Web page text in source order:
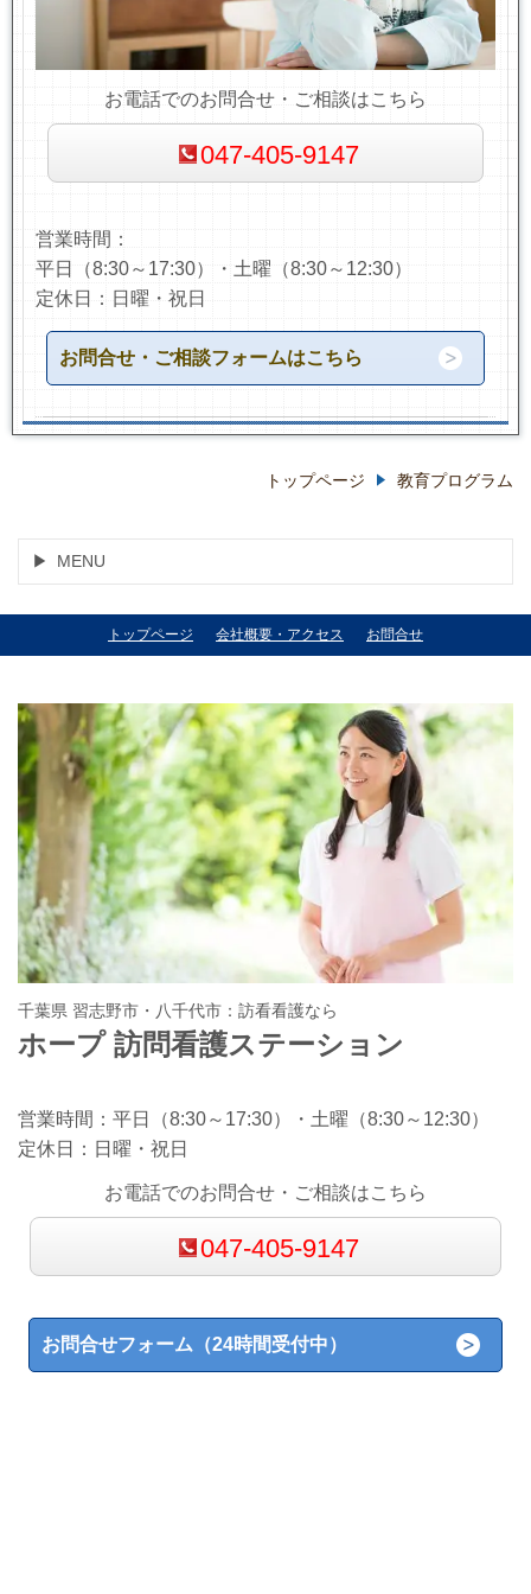
お電話でのお問合せ・ご相談はこちら
047-405-9147
営業時間：
平日（8:30～17:30）・土曜（8:30～12:30）
定休日：日曜・祝日
お問合せ・ご相談フォームはこちら
トップページ 教育プログラム
MENU
トップページ 会社概要・アクセス お問合せ
千葉県 習志野市・八千代市：訪看看護なら
ホープ 訪問看護ステーション
営業時間：平日（8:30～17:30）・土曜（8:30～12:30）
定休日：日曜・祝日
お電話でのお問合せ・ご相談はこちら
047-405-9147
お問合せフォーム（24時間受付中）